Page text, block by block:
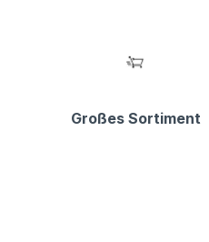
Großes Sortiment